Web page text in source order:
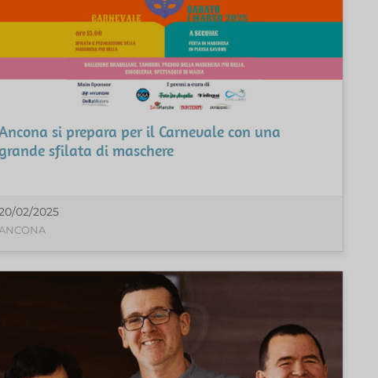
si prepara per il Carnevale con una
sfilata di maschere
02/2025